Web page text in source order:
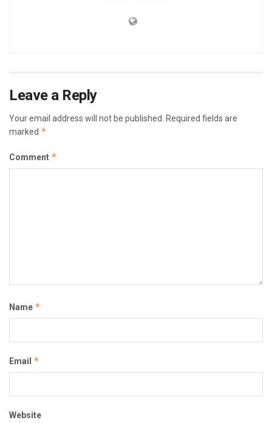
Leave a Reply
Your email address will not be published.
Required fields are
marked *
Comment *
Name *
Email *
Website